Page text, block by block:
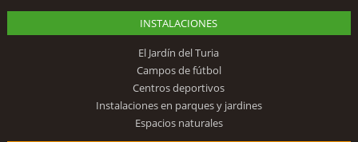
INSTALACIONES
El Jardín del Turia
Campos de fútbol
Centros deportivos
Instalaciones en parques y jardines
Espacios naturales